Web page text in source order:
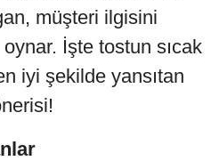
müşteri ilgisini
İşte tostun sıcak
iyi şekilde yansıtan